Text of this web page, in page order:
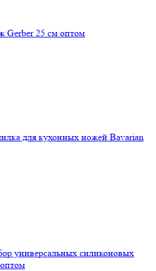
Gerber 25 см оптом
для кухонных ножей Bavarian
универсальных силиконовых